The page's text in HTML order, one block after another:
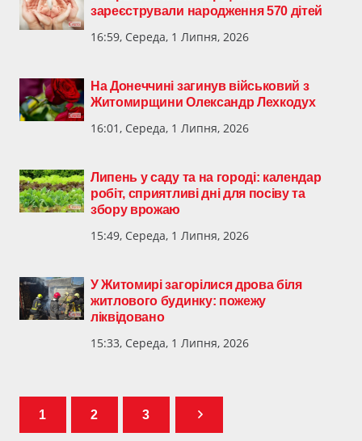
зареєстрували народження 570 дітей
16:59, Середа, 1 Липня, 2026
На Донеччині загинув військовий з
Житомирщини Олександр Лехкодух
16:01, Середа, 1 Липня, 2026
Липень у саду та на городі: календар
робіт, сприятливі дні для посіву та
збору врожаю
15:49, Середа, 1 Липня, 2026
У Житомирі загорілися дрова біля
житлового будинку: пожежу
ліквідовано
15:33, Середа, 1 Липня, 2026
1 2 3